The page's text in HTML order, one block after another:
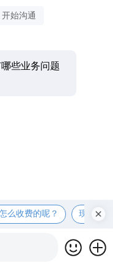
始沟通
些业务问题
么收费的呢？ 现在有